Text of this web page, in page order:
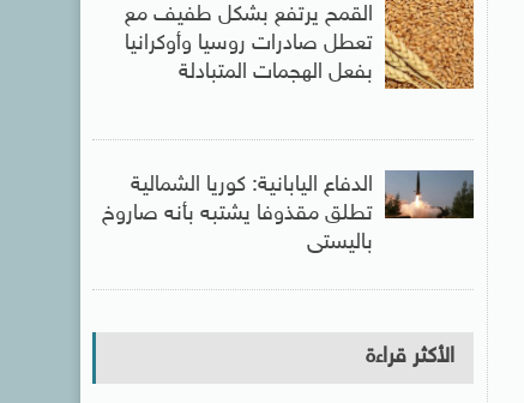
القمح يرتفع بشكل طفيف مع
تعطل صادرات روسيا وأوكرانيا
بفعل الهجمات المتبادلة
الدفاع اليابانية: كوريا الشمالية
تطلق مقذوفا يشتبه بأنه صاروخ
باليستى
الأكثر قراءة